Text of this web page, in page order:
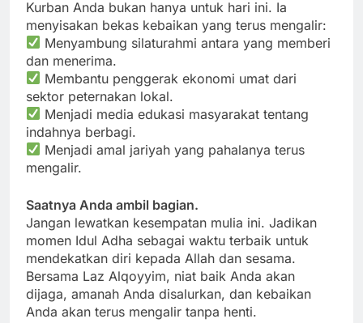
Kurban Anda bukan hanya untuk hari ini. Ia
menyisakan bekas kebaikan yang terus mengalir:
Menyambung silaturahmi antara yang memberi
dan menerima.
Membantu penggerak ekonomi umat dari
sektor peternakan lokal.
Menjadi media edukasi masyarakat tentang
indahnya berbagi.
Menjadi amal jariyah yang pahalanya terus
mengalir.
Saatnya Anda ambil bagian.
Jangan lewatkan kesempatan mulia ini. Jadikan
momen Idul Adha sebagai waktu terbaik untuk
mendekatkan diri kepada Allah dan sesama.
Bersama Laz Alqoyyim, niat baik Anda akan
dijaga, amanah Anda disalurkan, dan kebaikan
Anda akan terus mengalir tanpa henti.